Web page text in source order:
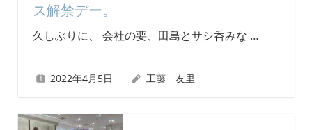
ス解禁デー。
久しぶりに、 会社の要、田島とサシ呑みな …
2022年4月5日 工藤 友里